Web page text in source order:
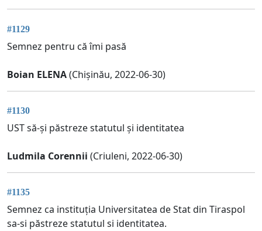
#1129
Semnez pentru că îmi pasă
Boian ELENA(Chișinău, 2022-06-30)
#1130
UST să-și păstreze statutul și identitatea
Ludmila Corennii (Criuleni, 2022-06-30)
#1135
Semnez ca instituția Universitatea de Stat din Tiraspol
sa-si păstreze statutul si identitatea.